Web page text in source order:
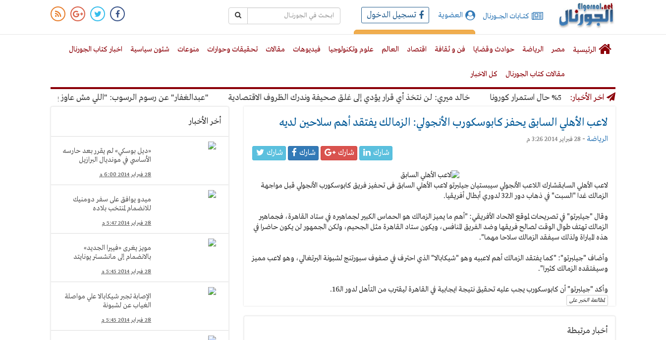
الجورنال
نت
كتـــابات الجـــــورنال العضوية تسجيل الدخول
الرئيسية مصر الرياضة حوادث وقضايا فن و ثقافة اقتصاد العالم علوم وتكنولوجيا فيديوهات مقالات تحقيقات وحوارات منوعات شئون سياسية اخبار كتاب الجورنال
مقالات كتاب الجورنال كل الاخبار
اخر الأخبار:
بنسبة 50% حال استمرار كورونا خالد ميري: لن نتخذ أي قرار يؤدي إلى غلق صحيفة وندرك الظروف الاقتصادية "عبدالغفار" عن رسوم الرسوب: "اللي مش عاوز يتعلم ملوش مجانية"
لاعب الأهلي السابق يحفز كابوسكورب الأنجولي: الزمالك يفتقد أهم سلاحين لديه
الرياضة - 28 فبراير 2014 3:26 م
شارك شارك شارك شارك
لاعب الأهلي السابقشارك اللاعب الأنجولي سيبستيان جيلبرتو لاعب الأهلي السابق فى تحفيز فريق كابوسكورب الأنجولي قبل مواجهة
الزمالك غدا "السبت" في ذهاب دور الـ32 لدوري أبطال أفريقيا.
وقال "جيلبرتو" في تصريحات لموقع الاتحاد الأفريقي: "أهم ما يميز الزمالك هو الحماس الكبير لجماهيره في ستاد القاهرة، فجماهير
الزمالك تهتف طوال الوقت لصالح فريقها وضد الفريق المنافس، ويكون ستاد القاهرة مثل الجحيم، ولكن الجمهور لن يكون حاضرا في
هذه المباراة ولذلك سيفقد الزمالك سلاحا مهما".
وأضاف "جيلبرتو": "كما يفتقد الزمالك أهم لاعبيه وهو "شيكابالا" الذي احترف في صفوف سبورتنج لشبونة البرتغالي، وهو لاعب مميز
وسيفتقده الزمالك كثيرا".
وأكد "جيلبرتو" أن كابوسكورب يجب عليه تحقيق نتيجة ايجابية في القاهرة ليقترب من التأهل لدور الـ16.
لمطالعة الخبر على
أخبار مرتبطة
أخر الأخبار
«ديل بوسكي» لم يقرر بعد حارسه
الأساسي في مونديال البرازيل
28 فبراير 2014 6:00 م
ميدو يوافق على سفر دومنيك
للانضمام لمنتخب بلاده
28 فبراير 2014 5:47 م
مويز يغرى «فييرا الجديد»
بالانضمام إلى مانشستر يونايتد
28 فبراير 2014 5:45 م
الإصابة تجبر شيكابالا علي مواصلة
الغياب عن لشبونة
28 فبراير 2014 5:45 م